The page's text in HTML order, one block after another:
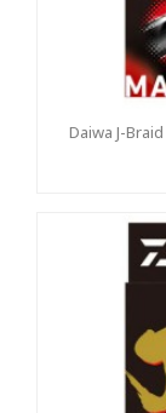
Daiwa J-